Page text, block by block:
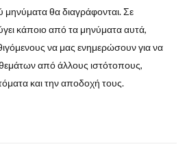
μηνύματα θα διαγράφονται. Σε
κάποιο από τα μηνύματα αυτά,
να μας ενημερώσουν για να
από άλλους ιστότοπους,
και την αποδοχή τους.